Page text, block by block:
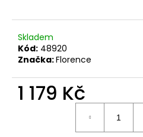
Skladem
Kód: 48920
Značka:Florence
1 179 Kč
m